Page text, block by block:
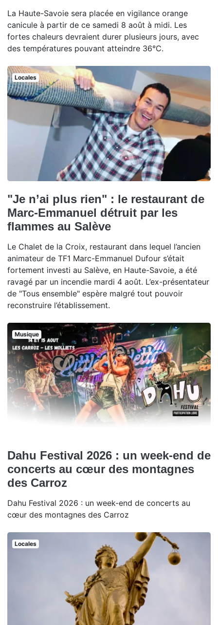
La Haute-Savoie sera placée en vigilance orange
canicule à partir de ce samedi 8 août à midi. Les
fortes chaleurs devraient durer plusieurs jours, avec
des températures pouvant atteindre 36°C.
Locales
"Je n’ai plus rien" : le restaurant de
Marc-Emmanuel détruit par les
flammes au Salève
Le Chalet de la Croix, restaurant dans lequel l’ancien
animateur de TF1 Marc-Emmanuel Dufour s’était
fortement investi au Salève, en Haute-Savoie, a été
ravagé par un incendie mardi 4 août. L’ex-présentateur
de "Tous ensemble" espère malgré tout pouvoir
reconstruire l’établissement.
Musique
Dahu Festival 2026 : un week-end de
concerts au cœur des montagnes
des Carroz
Dahu Festival 2026 : un week-end de concerts au
cœur des montagnes des Carroz
Locales